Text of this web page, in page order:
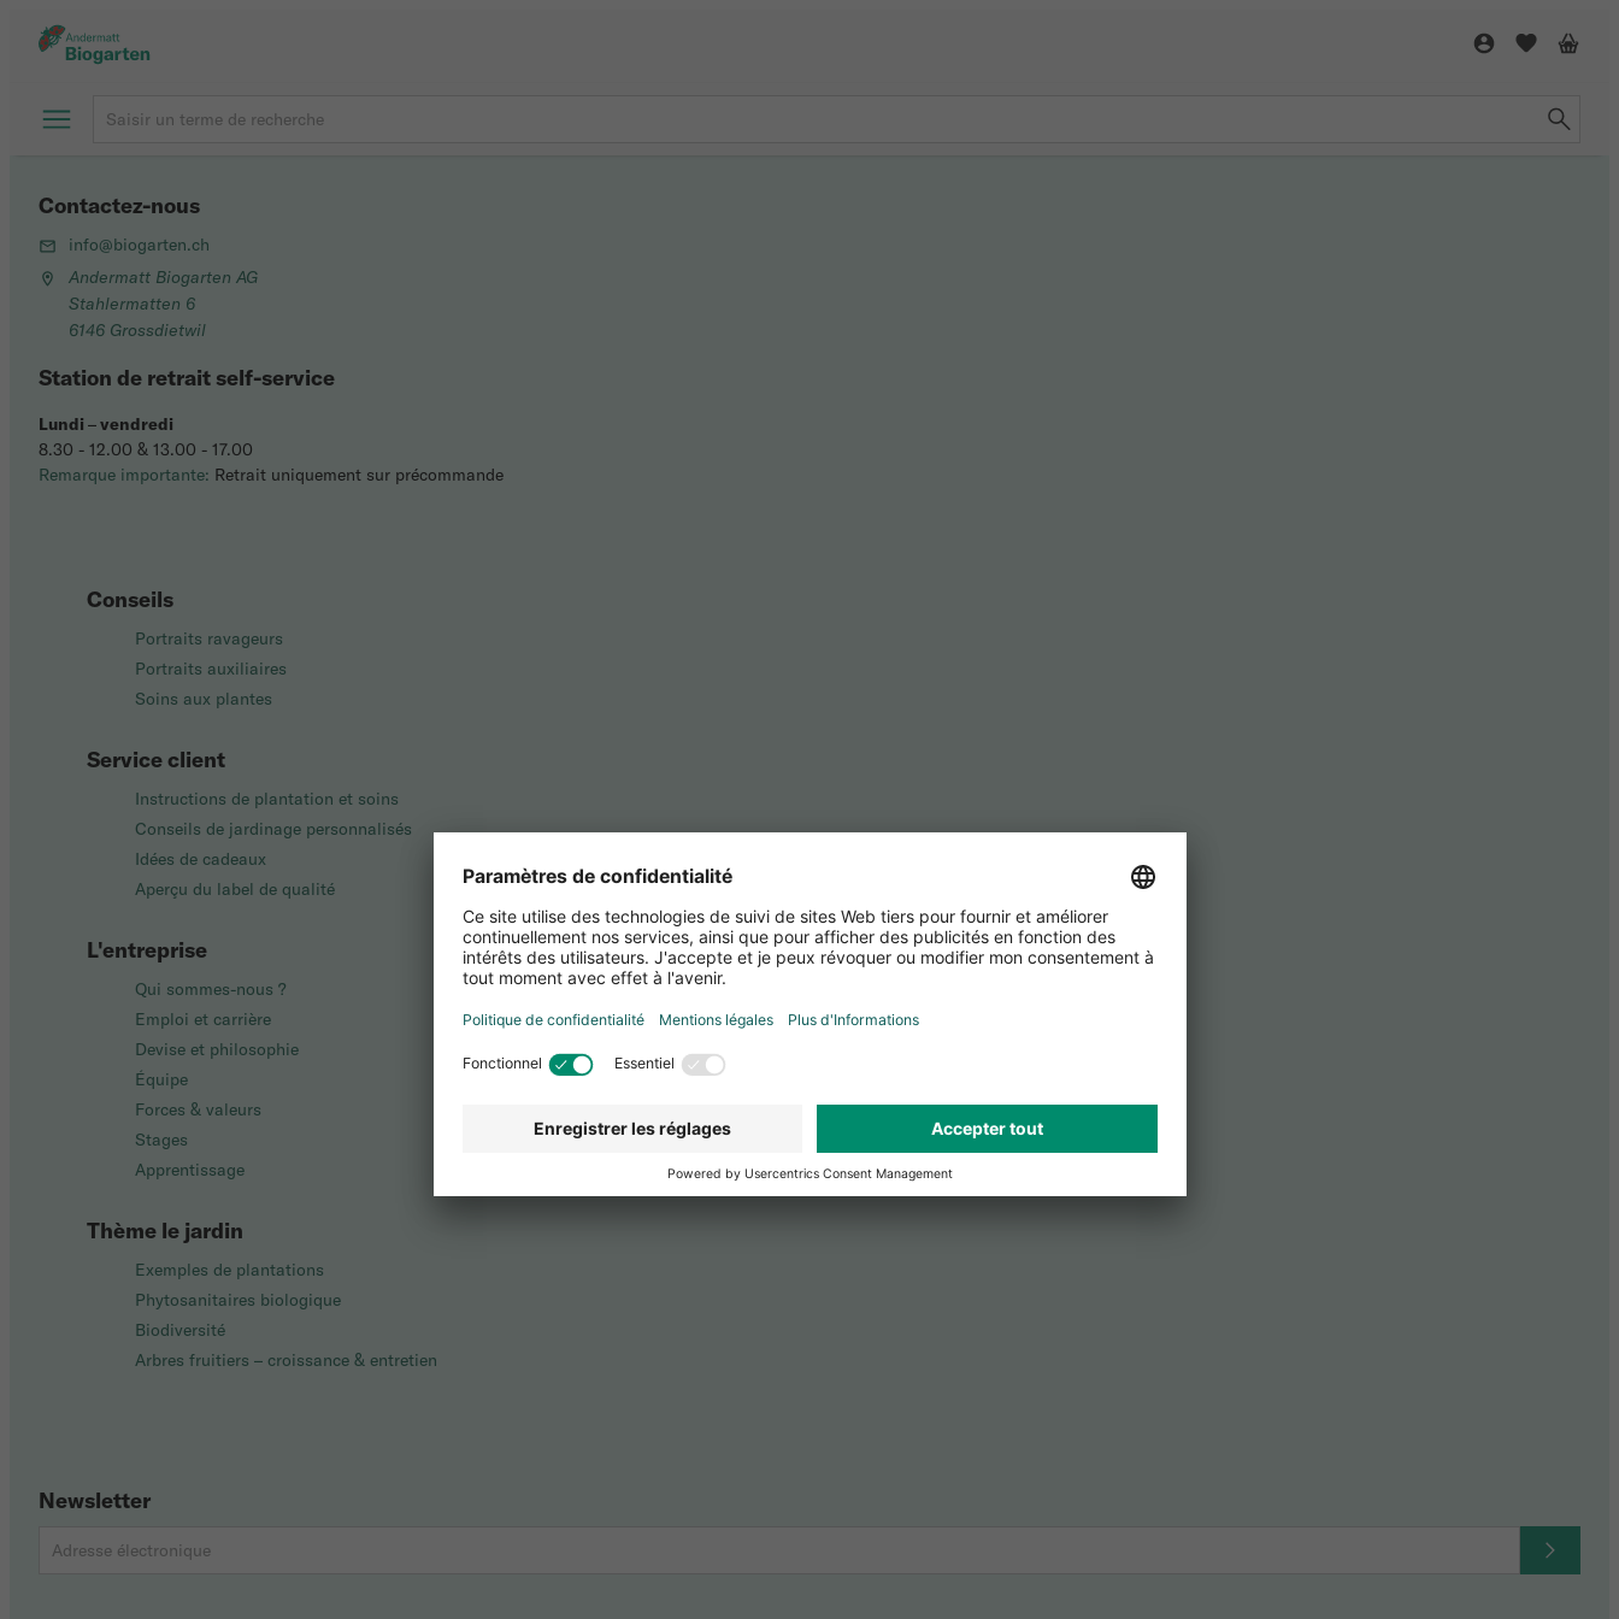
Conseils
Portraits ravageurs
Portraits auxiliaires
Soins aux plantes
Service client
Instructions de plantation et soins
Conseils de jardinage personnalisés
Idées de cadeaux
Aperçu du label de qualité
L'entreprise
Qui sommes-nous ?
Emploi et carrière
Devise et philosophie
Équipe
Forces & valeurs
Stages
Apprentissage
Thème le jardin
Exemples de plantations
Phytosanitaires biologique
Biodiversité
Arbres fruitiers – croissance & entretien
Newsletter
Contactez-nous
info@biogarten.ch
Andermatt Biogarten AG
Stahlermatten 6
6146 Grossdietwil
Station de retrait self-service
Lundi –vendredi
8.30 - 12.00 & 13.00 - 17.00
Remarque importante: Retrait uniquement sur précommande